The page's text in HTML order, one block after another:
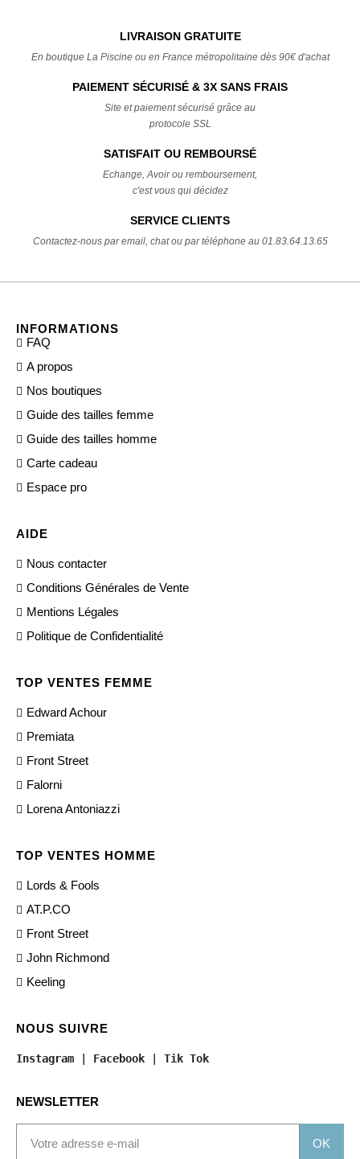
LIVRAISON GRATUITE
En boutique La Piscine ou en France métropolitaine dès 90€ d'achat
PAIEMENT SÉCURISÉ & 3X SANS FRAIS
Site et paiement sécurisé grâce au
protocole SSL
SATISFAIT OU REMBOURSÉ
Echange, Avoir ou remboursement,
c'est vous qui décidez
SERVICE CLIENTS
Contactez-nous par email, chat ou par téléphone au 01.83.64.13.65
INFORMATIONS
FAQ
A propos
Nos boutiques
Guide des tailles femme
Guide des tailles homme
Carte cadeau
Espace pro
AIDE
Nous contacter
Conditions Générales de Vente
Mentions Légales
Politique de Confidentialité
TOP VENTES FEMME
Edward Achour
Premiata
Front Street
Falorni
Lorena Antoniazzi
TOP VENTES HOMME
Lords & Fools
AT.P.CO
Front Street
John Richmond
Keeling
NOUS SUIVRE
Instagram | Facebook | Tik Tok
NEWSLETTER
OK